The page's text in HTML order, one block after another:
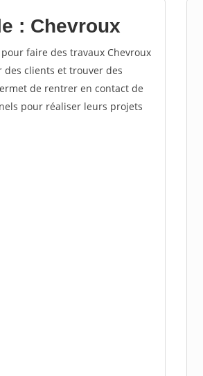
: Chevroux
faire des travaux Chevroux
clients et trouver des
de rentrer en contact de
pour réaliser leurs projets